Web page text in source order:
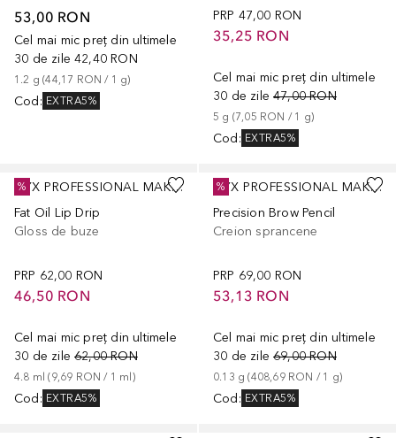
53,00 RON
Cel mai mic preț din ultimele
30 de zile 42,40 RON
1.2 g (44,17 RON / 1 g)
Cod : EXTRA5%
PRP 47,00 RON
35,25 RON
Cel mai mic preț din ultimele
30 de zile 47,00 RON
5 g (7,05 RON / 1 g)
Cod : EXTRA5%
NYX PROFESSIONAL MAKEUP
Fat Oil Lip Drip
Gloss de buze
PRP 62,00 RON
46,50 RON
Cel mai mic preț din ultimele
30 de zile 62,00 RON
4.8 ml (9,69 RON / 1 ml )
Cod : EXTRA5%
%
NYX PROFESSIONAL MAKEUP
Precision Brow Pencil
Creion sprancene
PRP 69,00 RON
53,13 RON
Cel mai mic preț din ultimele
30 de zile 69,00 RON
0.13 g (408,69 RON / 1 g)
Cod : EXTRA5%
%
+2
+5